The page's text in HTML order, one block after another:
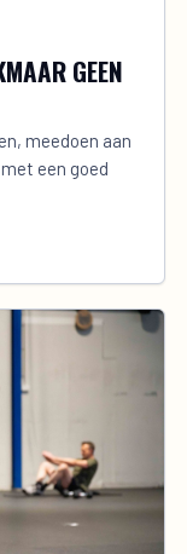
GEEN
meedoen aan
een goed